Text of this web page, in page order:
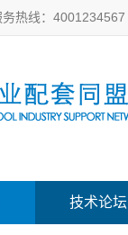
务热线：4001234567
技术论坛